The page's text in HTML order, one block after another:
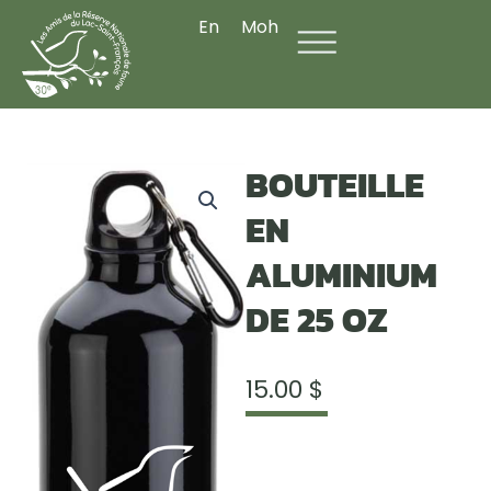
contenu
En Moh
BOUTEILLE
EN
ALUMINIUM
DE 25 OZ
15.00 $